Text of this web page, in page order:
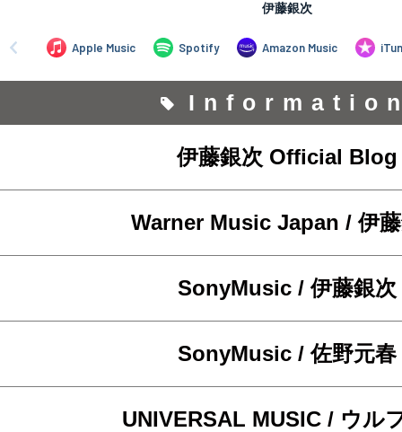
伊藤銀次 Official Blog
Warner Music Japan / 伊
SonyMusic / 伊藤銀次
SonyMusic / 佐野元春
UNIVERSAL MUSIC / ウル